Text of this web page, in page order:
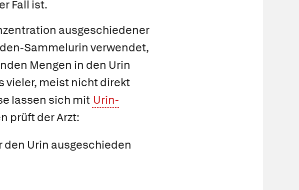
Fall ist.
ausgeschiedener
Sammelurin verwendet,
Mengen in den Urin
vieler, meist nicht direkt
lassen sich mit Urin-
prüft der Arzt:
Urin ausgeschieden